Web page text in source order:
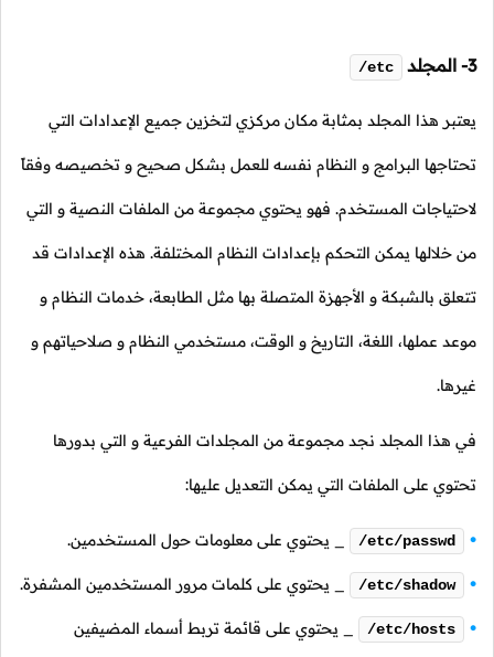
3- المجلد /etc
يعتبر هذا المجلد بمثابة مكان مركزي لتخزين جميع الإعدادات التي
تحتاجها البرامج و النظام نفسه للعمل بشكل صحيح و تخصيصه وفقاً
لاحتياجات المستخدم. فهو يحتوي مجموعة من الملفات النصية و التي
من خلالها يمكن التحكم بإعدادات النظام المختلفة. هذه الإعدادات قد
تتعلق بالشبكة و الأجهزة المتصلة بها مثل الطابعة، خدمات النظام و
موعد عملها، اللغة، التاريخ و الوقت، مستخدمي النظام و صلاحياتهم و
غيرها.
في هذا المجلد نجد مجموعة من المجلدات الفرعية و التي بدورها
تحتوي على الملفات التي يمكن التعديل عليها:
/etc/passwd _ يحتوي على معلومات حول المستخدمين.
/etc/shadow _ يحتوي على كلمات مرور المستخدمين المشفرة.
/etc/hosts _ يحتوي على قائمة تربط أسماء المضيفين